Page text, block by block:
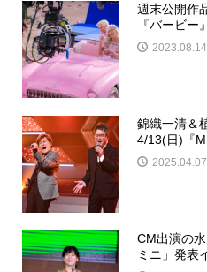
週末公開作
『バービー
2023.08.14
錦織一清＆
4/13(日)『
2025.04.07
CM出演の
ミニ」発表